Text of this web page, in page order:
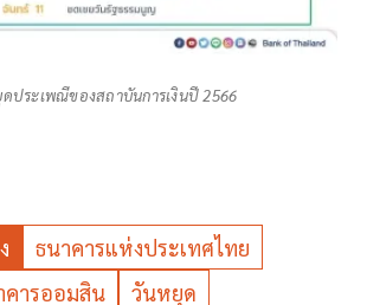
ประเพณีของสถาบันการเงินปี 2566
ธนาคารแห่งประเทศไทย
คารออมสิน วันหยุด